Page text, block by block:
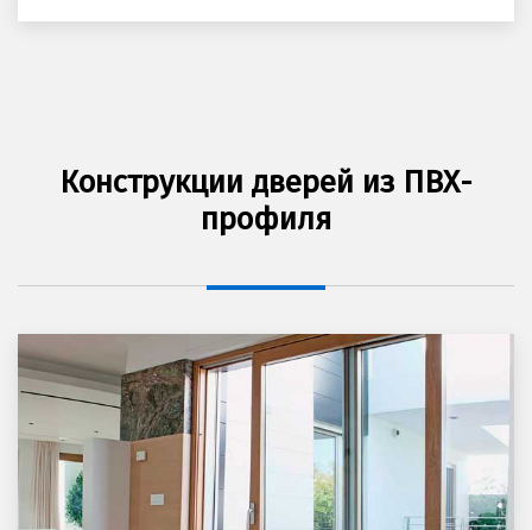
Конструкции дверей из ПВХ-
профиля